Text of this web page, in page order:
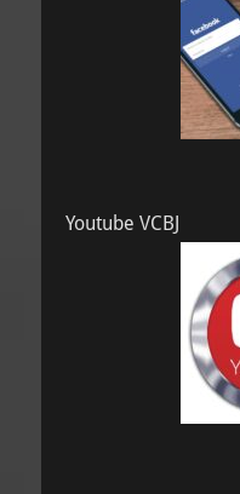
Youtube VCBJ